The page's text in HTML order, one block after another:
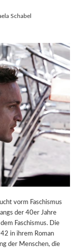
Schabel
vorm Faschismus
der 40er Jahre
Faschismus. Die
in ihrem Roman
der Menschen, die